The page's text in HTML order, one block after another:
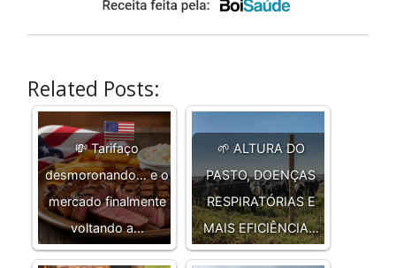
Related Posts:
💸 Tarifaço
desmoronando… e o
mercado finalmente
voltando a…
🌱 ALTURA DO
PASTO, DOENÇAS
RESPIRATÓRIAS E
MAIS EFICIÊNCIA…